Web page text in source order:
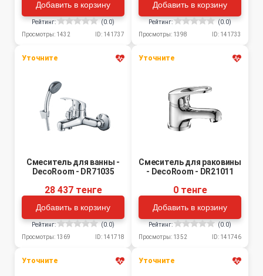
Добавить в корзину
Рейтинг:
(0.0)
Просмотры: 1432
ID: 141737
Добавить в корзину
Рейтинг:
(0.0)
Просмотры: 1398
ID: 141733
Уточните
Смеситель для ванны -
DecoRoom - DR71035
28 437 тенге
Добавить в корзину
Рейтинг:
(0.0)
Просмотры: 1369
ID: 141718
Уточните
Смеситель для раковины
- DecoRoom - DR21011
0 тенге
Добавить в корзину
Рейтинг:
(0.0)
Просмотры: 1352
ID: 141746
Уточните Уточните